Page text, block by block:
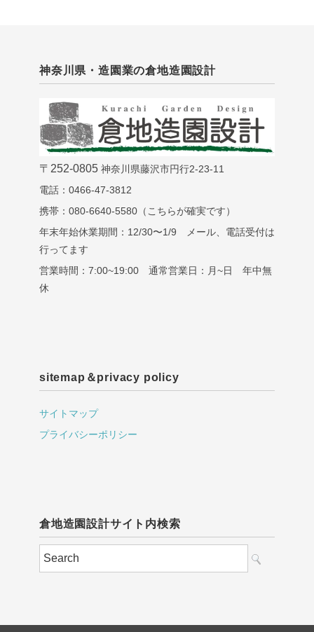
神奈川県・造園業の倉地造園設計
〒252-0805 神奈川県藤沢市円行2-23-11
電話：0466-47-3812
携帯：080-6640-5580（こちらが確実です）
年末年始休業期間：12/30〜1/9 メール、電話受付は
行ってます
営業時間：7:00~19:00 通常営業日：月~日 年中無
休
sitemap＆privacy policy
サイトマップ
プライバシーポリシー
倉地造園設計サイト内検索